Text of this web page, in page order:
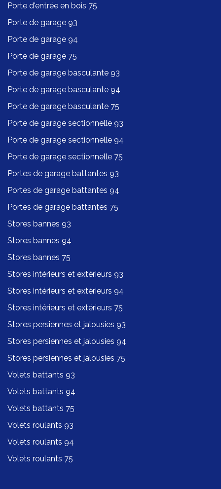
Porte d'entrée en bois 75
Porte de garage 93
Porte de garage 94
Porte de garage 75
Porte de garage basculante 93
Porte de garage basculante 94
Porte de garage basculante 75
Porte de garage sectionnelle 93
Porte de garage sectionnelle 94
Porte de garage sectionnelle 75
Portes de garage battantes 93
Portes de garage battantes 94
Portes de garage battantes 75
Stores bannes 93
Stores bannes 94
Stores bannes 75
Stores intérieurs et extérieurs 93
Stores intérieurs et extérieurs 94
Stores intérieurs et extérieurs 75
Stores persiennes et jalousies 93
Stores persiennes et jalousies 94
Stores persiennes et jalousies 75
Volets battants 93
Volets battants 94
Volets battants 75
Volets roulants 93
Volets roulants 94
Volets roulants 75